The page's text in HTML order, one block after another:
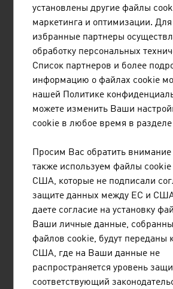
REMA TIP TOP
GMBH
REMA TIP TOP является
системным поставщиком услуг и
подъемно-транспортной и
ROSENBAUER
Rosenbauer разрабатывает и
пожарные машины,
оборудование и цифровые
профессиональных,
установлены другие файлы
маркетинга и оптимизации.
избранные партнеры
обработку персональных
Список партнеров и более
информацию о файлах cookie
нашей Политике
можете изменить Ваши
cookie в любое время в
Просим Вас обратить внимание
также используем файлы
США, которые не подписали
защите данных между ЕС и
даете согласие на установку
Ваши личные данные,
файлов cookie, будут переданы
США, где на Ваши данные не
распространяется уровень
соответствующий